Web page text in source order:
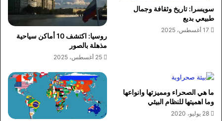
سويسرا: تاريخ وثقافة وجمال
طبيعي بديع
17 أغسطس، 2025
روسيا: اكتشف 10 أماكن سياحية
مذهلة بالصور
25 أغسطس، 2025
ما هي الصحراء ومميزتها وانواعها
وما اهميتها للنظام البيئي
28 يوليو، 2020